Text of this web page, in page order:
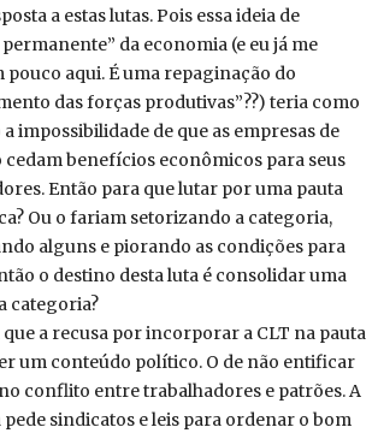
a estas lutas. Pois essa ideia de
permanente” da economia (e eu já me
pouco aqui. É uma repaginação do
das forças produtivas”??) teria como
impossibilidade de que as empresas de
cedam benefícios econômicos para seus
Então para que lutar por uma pauta
Ou o fariam setorizando a categoria,
alguns e piorando as condições para
o destino desta luta é consolidar uma
categoria?
que a recusa por incorporar a CLT na pauta
um conteúdo político. O de não entificar
conflito entre trabalhadores e patrões. A
pede sindicatos e leis para ordenar o bom